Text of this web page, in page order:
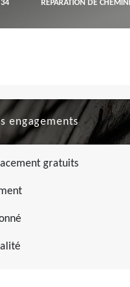
34 RÉPARATION DE
engagements
gratuits